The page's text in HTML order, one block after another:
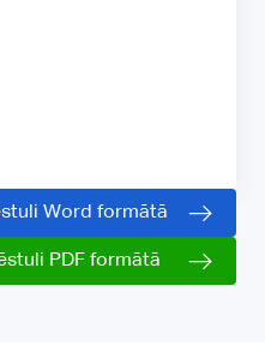
Word formātā
PDF formātā